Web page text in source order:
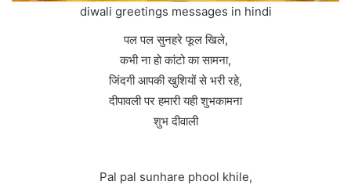
diwali greetings messages in hindi
पल पल सुनहरे फूल खिले,
कभी ना हो कांटो का सामना,
जिंदगी आपकी खुशियों से भरी रहे,
दीपावली पर हमारी यही शुभकामना
शुभ दीवाली
Pal pal sunhare phool khile,